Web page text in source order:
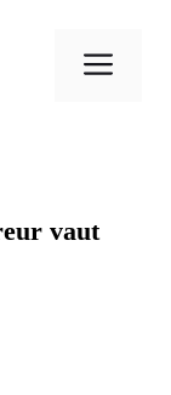
vaut